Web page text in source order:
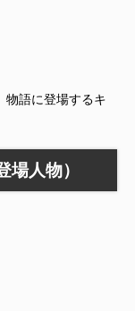
物語に登場するキ
人物）